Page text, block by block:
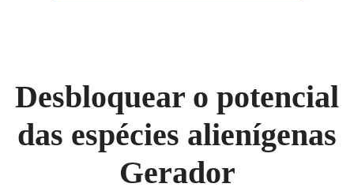
Desbloquear o potencial
das espécies alienígenas
Gerador